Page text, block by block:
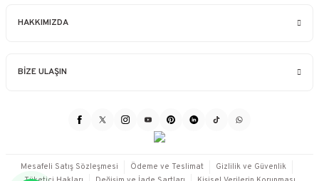
HAKKIMIZDA
BİZE ULAŞIN
Mesafeli Satış Sözleşmesi Ödeme ve Teslimat
Gizlilik ve Güvenlik